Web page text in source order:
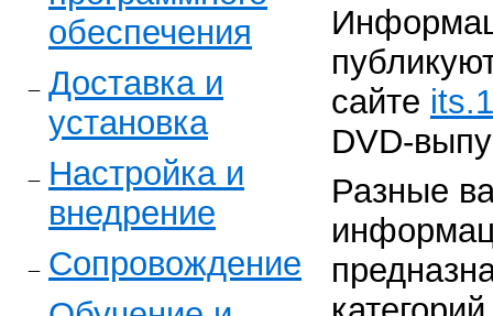
обеспечения
Доставка и
установка
Настройка и
внедрение
Сопровождение
сайте
DVD-
Разные